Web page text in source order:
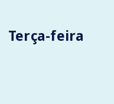
Terça-feira